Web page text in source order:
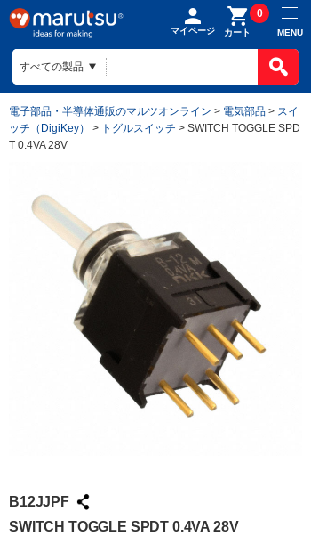
マイページ カート
0
MENU
電子部品・半導体通販のマルツオンライン > 電気部品 > スイ
ッチ（DigiKey）
> トグルスイッチ > SWITCH TOGGLE SPD
T 0.4VA 28V
B12JJPF
SWITCH TOGGLE SPDT 0.4VA 28V